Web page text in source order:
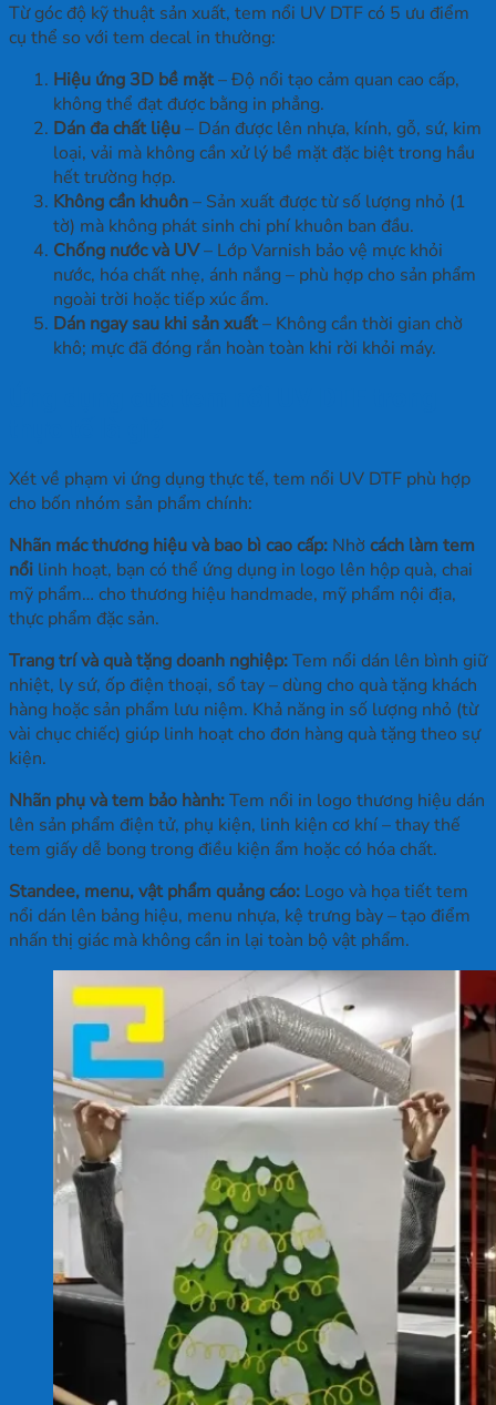
Từ góc độ kỹ thuật sản xuất, tem nổi UV DTF có 5 ưu điểm
cụ thể so với tem decal in thường:
Hiệu ứng 3D bề mặt– Độ nổi tạo cảm quan cao cấp,
không thể đạt được bằng in phẳng.
Dán đa chất liệu– Dán được lên nhựa, kính, gỗ, sứ, kim
loại, vải mà không cần xử lý bề mặt đặc biệt trong hầu
hết trường hợp.
Không cần khuôn– Sản xuất được từ số lượng nhỏ (1
tờ) mà không phát sinh chi phí khuôn ban đầu.
Chống nước và UV– Lớp Varnish bảo vệ mực khỏi
nước, hóa chất nhẹ, ánh nắng – phù hợp cho sản phẩm
ngoài trời hoặc tiếp xúc ẩm.
Dán ngay sau khi sản xuất– Không cần thời gian chờ
khô; mực đã đóng rắn hoàn toàn khi rời khỏi máy.
Xét về phạm vi ứng dụng thực tế, tem nổi UV DTF phù hợp
cho bốn nhóm sản phẩm chính:
Nhãn mác thương hiệu và bao bì cao cấp: Nhờ cách làm tem
nổi linh hoạt, bạn có thể ứng dụng in logo lên hộp quà, chai
mỹ phẩm… cho thương hiệu handmade, mỹ phẩm nội địa,
thực phẩm đặc sản.
Trang trí và quà tặng doanh nghiệp:Tem nổi dán lên bình giữ
nhiệt, ly sứ, ốp điện thoại, sổ tay – dùng cho quà tặng khách
hàng hoặc sản phẩm lưu niệm. Khả năng in số lượng nhỏ (từ
vài chục chiếc) giúp linh hoạt cho đơn hàng quà tặng theo sự
kiện.
Nhãn phụ và tem bảo hành:Tem nổi in logo thương hiệu dán
lên sản phẩm điện tử, phụ kiện, linh kiện cơ khí – thay thế
tem giấy dễ bong trong điều kiện ẩm hoặc có hóa chất.
Standee, menu, vật phẩm quảng cáo: Logo và họa tiết tem
nổi dán lên bảng hiệu, menu nhựa, kệ trưng bày – tạo điểm
nhấn thị giác mà không cần in lại toàn bộ vật phẩm.